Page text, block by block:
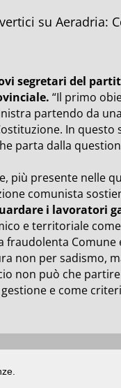
su Aeradria:
segretari del
“Il primo
partendo da
In questo
parta dalla
più presente nelle
comunista
i lavoratori
e territoriale
fraudolenta
non per sadismo,
non può che
e come
|